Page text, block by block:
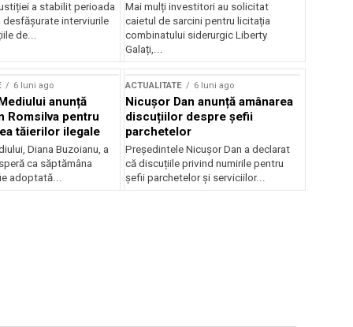
a stabilit perioada
desfășurate interviurile
de...
Mai mulți investitori au solicitat
caietul de sarcini pentru licitația
combinatului siderurgic Liberty
Galați,...
6 luni ago
anunță
Romsilva pentru
tăierilor ilegale
Diana Buzoianu, a
ca săptămâna
adoptată...
ACTUALITATE 6 luni ago
Nicușor Dan anunță amânarea
discuțiilor despre șefii
parchetelor
Președintele Nicușor Dan a declarat
că discuțiile privind numirile pentru
șefii parchetelor și serviciilor...